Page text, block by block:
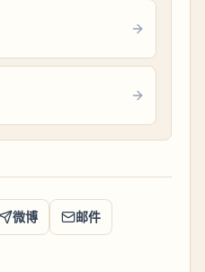
微博 邮件